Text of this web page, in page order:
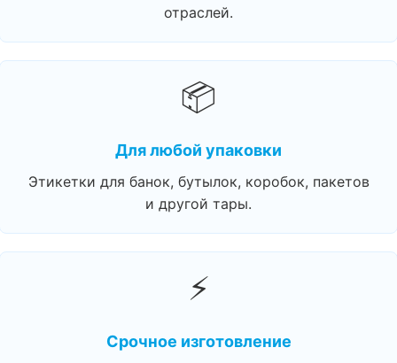
отраслей.
📦
Для любой упаковки
Этикетки для банок, бутылок, коробок, пакетов
и другой тары.
⚡
Срочное изготовление